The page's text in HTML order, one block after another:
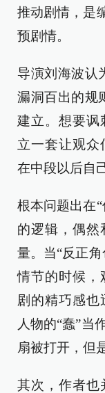
推动剧情，是
预剧情。
导演刘海波认
漏洞百出的规
建立。想要讽
立一套让观众
在中段以后自
根本问题出在
的逻辑，偶然
量。当“反正
情节的时候，
剧的精巧感也
人物的“蠢”当
扇被打开，但
其次，作者也